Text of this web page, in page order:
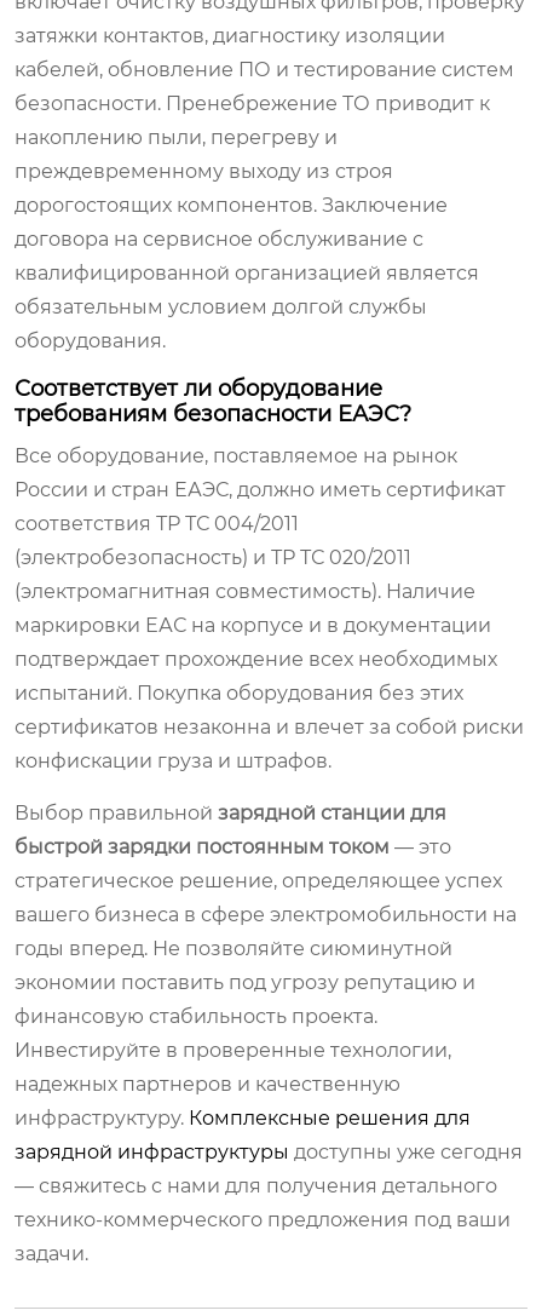
затяжки контактов, диагностику изоляции
кабелей, обновление ПО и тестирование систем
безопасности. Пренебрежение ТО приводит к
накоплению пыли, перегреву и
преждевременному выходу из строя
дорогостоящих компонентов. Заключение
договора на сервисное обслуживание с
квалифицированной организацией является
обязательным условием долгой службы
оборудования.
Соответствует ли оборудование
требованиям безопасности ЕАЭС?
Все оборудование, поставляемое на рынок
России и стран ЕАЭС, должно иметь сертификат
соответствия ТР ТС 004/2011
(электробезопасность) и ТР ТС 020/2011
(электромагнитная совместимость). Наличие
маркировки ЕАС на корпусе и в документации
подтверждает прохождение всех необходимых
испытаний. Покупка оборудования без этих
сертификатов незаконна и влечет за собой риски
конфискации груза и штрафов.
Выбор правильной зарядной станции для
быстрой зарядки постоянным током — это
стратегическое решение, определяющее успех
вашего бизнеса в сфере электромобильности на
годы вперед. Не позволяйте сиюминутной
экономии поставить под угрозу репутацию и
финансовую стабильность проекта.
Инвестируйте в проверенные технологии,
надежных партнеров и качественную
инфраструктуру. Комплексные решения для
зарядной инфраструктуры доступны уже сегодня
— свяжитесь с нами для получения детального
технико-коммерческого предложения под ваши
задачи.